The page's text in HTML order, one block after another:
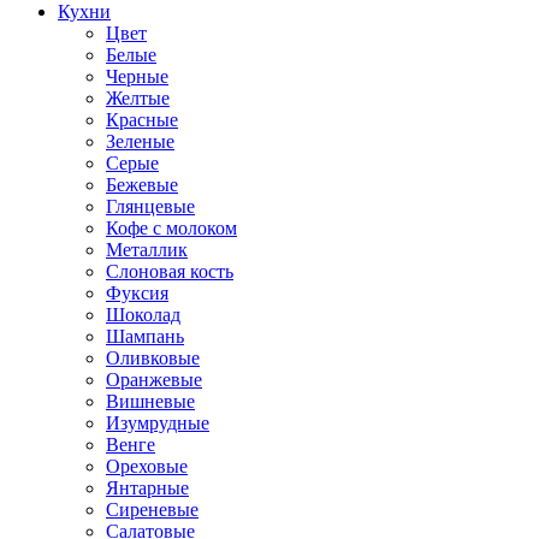
Кухни
Цвет
Белые
Черные
Желтые
Красные
Зеленые
Серые
Бежевые
Глянцевые
Кофе с молоком
Металлик
Слоновая кость
Фуксия
Шоколад
Шампань
Оливковые
Оранжевые
Вишневые
Изумрудные
Венге
Ореховые
Янтарные
Сиреневые
Салатовые